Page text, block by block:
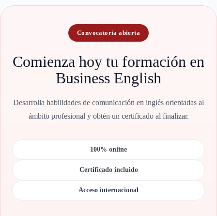
Convocatoria abierta
Comienza hoy tu formación en
Business English
Desarrolla habilidades de comunicación en inglés orientadas al
ámbito profesional y obtén un certificado al finalizar.
100% online
Certificado incluido
Acceso internacional